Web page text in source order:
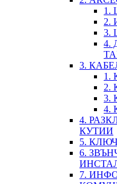
1.
2.
3.
4.
3.
1.
2.
3.
4.
4.
КУТИИ
5.
6.
7.